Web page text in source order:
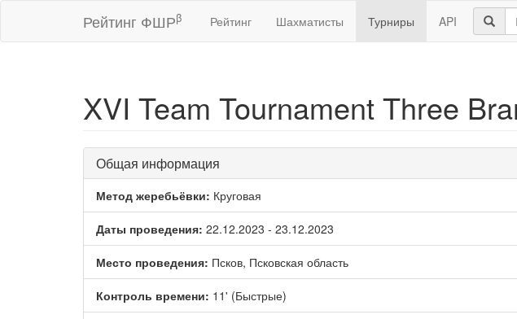
Рейтинг ФШРβ Рейтинг Шахматисты Турниры API
XVI Team Tournament Three
Общая информация
Метод жеребьёвки: Круговая
Даты проведения: 22.12.2023 - 23.12.2023
Место проведения: Псков, Псковская область
Контроль времени: 11' (Быстрые)